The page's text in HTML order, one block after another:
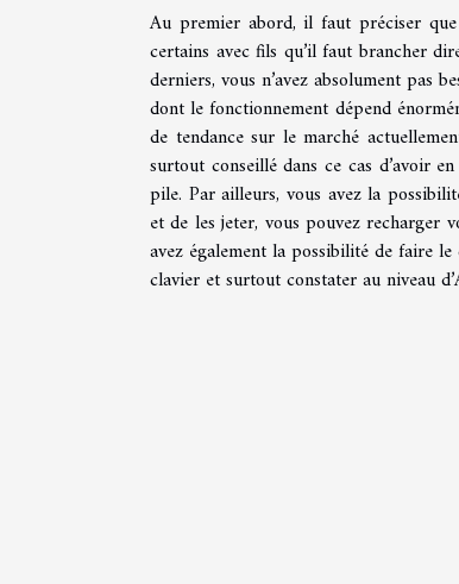
Au premier abord, il faut préciser
certains avec fils qu’il faut brancher
derniers, vous n’avez absolument pas
dont le fonctionnement dépend
de tendance sur le marché
surtout conseillé dans ce cas d’avoir
pile. Par ailleurs, vous avez la
et de les jeter, vous pouvez recharger
avez également la possibilité de faire
clavier et surtout constater au niveau